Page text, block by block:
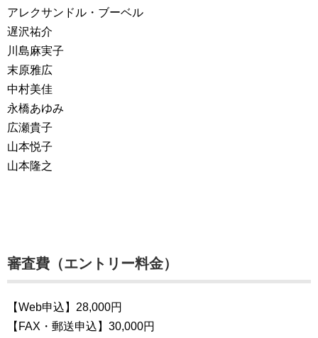
アレクサンドル・ブーベル
遅沢祐介
川島麻実子
末原雅広
中村美佳
永橋あゆみ
広瀬貴子
山本悦子
山本隆之
審査費（エントリー料金）
【Web申込】28,000円
【FAX・郵送申込】30,000円